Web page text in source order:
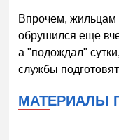
Впрочем, жильцам
обрушился еще
а "подождал"
службы
МАТЕРИАЛЫ